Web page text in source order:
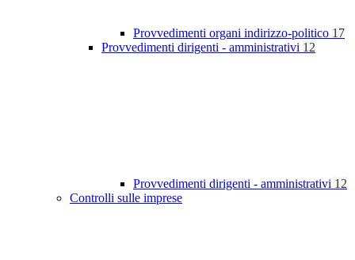
Provvedimenti organi indirizzo-politico 17
Provvedimenti dirigenti - amministrativi 12
Provvedimenti dirigenti - amministrativi 12
Controlli sulle imprese